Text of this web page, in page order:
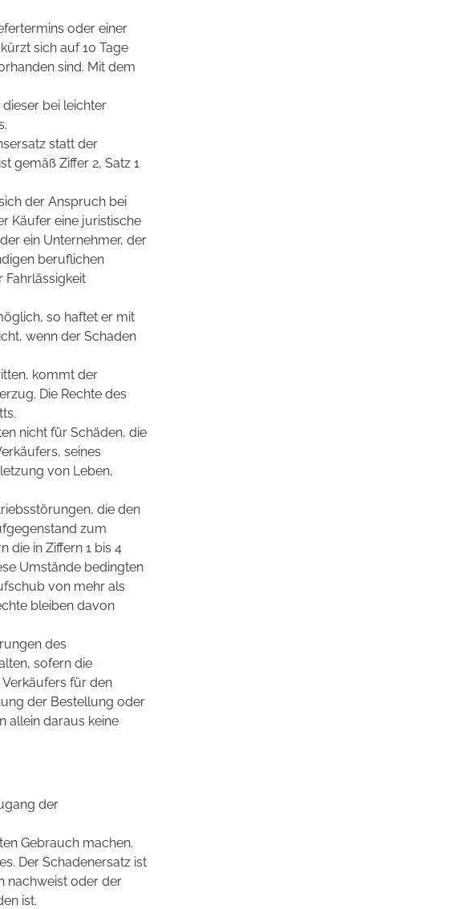
oder einer
sich auf 10 Tage
sind. Mit dem
bei leichter
statt der
gemäß Ziffer 2, Satz 1
der Anspruch bei
Käufer eine juristische
ein Unternehmer, der
beruflichen
Fahrlässigkeit
so haftet er mit
wenn der Schaden
kommt der
Die Rechte des
nicht für Schäden, die
seines
von Leben,
die den
zum
die in Ziffern 1 bis 4
Umstände bedingten
von mehr als
bleiben davon
des
sofern die
für den
der Bestellung oder
allein daraus keine
der
Gebrauch machen.
Der Schadenersatz ist
nachweist oder der
ist.